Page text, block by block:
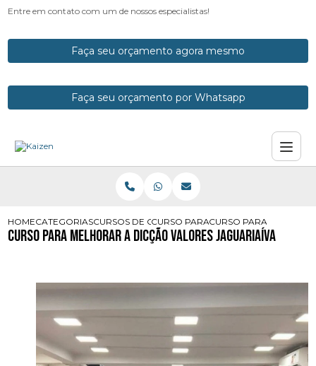
Entre em contato com um de nossos especialistas!
Faça seu orçamento agora mesmo
Faça seu orçamento por Whatsapp
HOMECATEGORIASCURSOS DE ORATORIACURSO PARA MELHORAR A DICCAO
CURSO PARA
Curso para Melhorar a Dicção Valores Jaguariaíva